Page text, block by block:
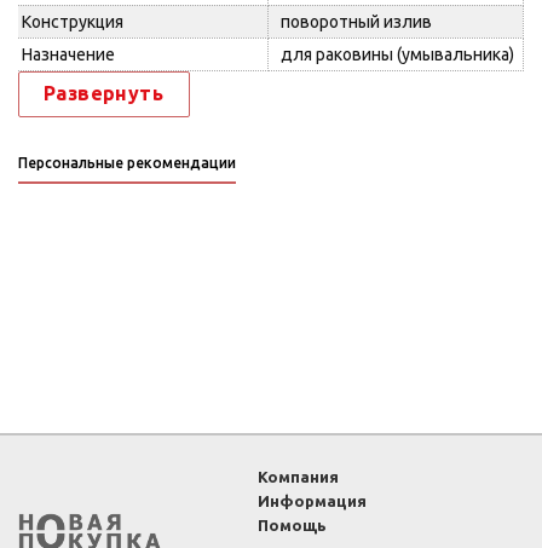
Конструкция
поворотный излив
Назначение
для раковины (умывальника)
Развернуть
Персональные рекомендации
Компания
Информация
Помощь